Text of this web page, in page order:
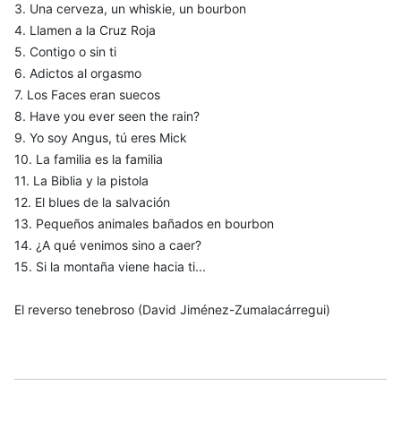
3. Una cerveza, un whiskie, un bourbon
4. Llamen a la Cruz Roja
5. Contigo o sin ti
6. Adictos al orgasmo
7. Los Faces eran suecos
8. Have you ever seen the rain?
9. Yo soy Angus, tú eres Mick
10. La familia es la familia
11. La Biblia y la pistola
12. El blues de la salvación
13. Pequeños animales bañados en bourbon
14. ¿A qué venimos sino a caer?
15. Si la montaña viene hacia ti...
El reverso tenebroso (David Jiménez-Zumalacárregui)